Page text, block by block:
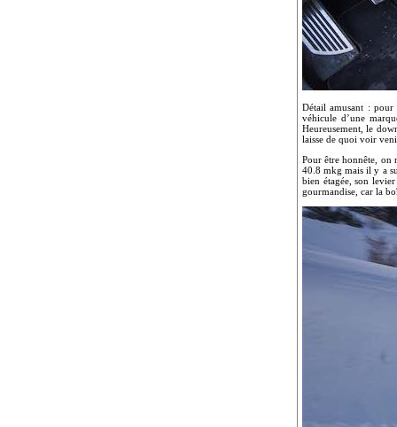
Détail amusant :
véhicule d’une
Heureusement, le
laisse de quoi voir
Pour être honnête, on
40.8 mkg mais il y a
bien étagée, son
gourmandise, car la